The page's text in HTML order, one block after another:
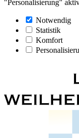
"Personalisierung"
Notwendig
Statistik
Komfort